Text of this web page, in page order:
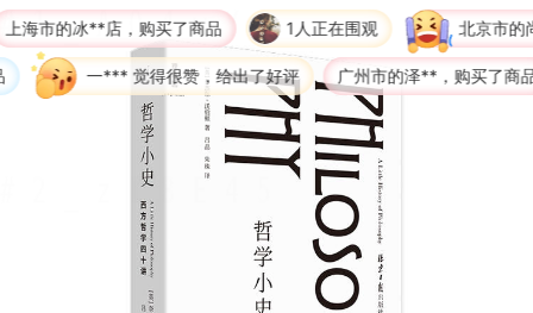
**店，购买了商品
一*** 觉得很赞，给出了好评
1人正在围观
广州市的泽**，购买了商品
北京市的尚**，购
青